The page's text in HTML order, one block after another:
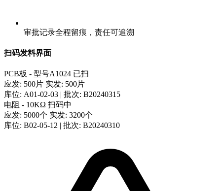
审批记录全程留痕，责任可追溯
扫码发料界面
PCB板 - 型号A1024 已扫
应发: 500片 实发: 500片
库位: A01-02-03 | 批次: B20240315
电阻 - 10KΩ 扫码中
应发: 5000个 实发: 3200个
库位: B02-05-12 | 批次: B20240310